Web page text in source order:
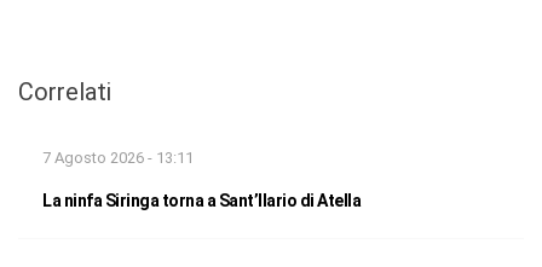
Correlati
7 Agosto 2026 - 13:11
La ninfa Siringa torna a Sant’Ilario di Atella